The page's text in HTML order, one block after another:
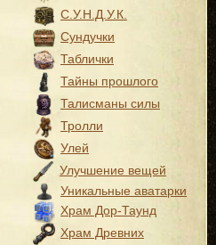
С.У.Н.Д.У.К.
Сундучки
Таблички
Тайны прошлого
Талисманы силы
Тролли
Улей
Улучшение вещей
Уникальные аватарки
Храм Дор-Таунд
Храм Древних